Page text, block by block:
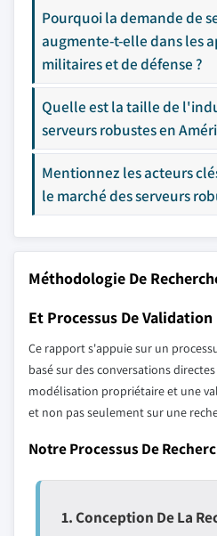
Pourquoi la demande de
augmente-t-elle dans les
militaires et de défense ?
Quelle est la taille de
serveurs robustes en
Mentionnez les acteurs
le marché des serveurs
Méthodologie De
Et Processus De Validation
Ce rapport s'appuie sur un
basé sur des conversations
modélisation propriétaire et une
et non pas seulement sur une
Notre Processus De
1. Conception De La